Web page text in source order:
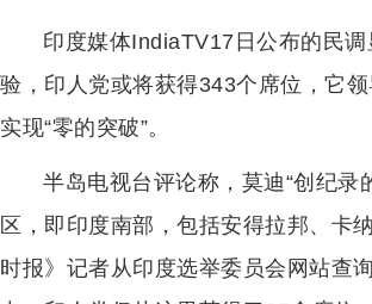
印度媒体IndiaTV17日公布的民
验，印人党或将获得343个席位，它
实现“零的突破”。
半岛电视台评论称，莫迪“创纪
区，即印度南部，包括安得拉邦、卡
时报》记者从印度选举委员会网站查